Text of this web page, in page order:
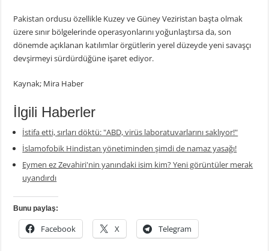
Pakistan ordusu özellikle Kuzey ve Güney Veziristan başta olmak
üzere sınır bölgelerinde operasyonlarını yoğunlaştırsa da, son
dönemde açıklanan katılımlar örgütlerin yerel düzeyde yeni savaşçı
devşirmeyi sürdürdüğüne işaret ediyor.
Kaynak; Mira Haber
İlgili Haberler
İstifa etti, sırları döktü: "ABD, virüs laboratuvarlarını saklıyor!"
İslamofobik Hindistan yönetiminden şimdi de namaz yasağı!
Eymen ez Zevahiri'nin yanındaki isim kim? Yeni görüntüler merak
uyandırdı
Bunu paylaş:
Facebook X Telegram